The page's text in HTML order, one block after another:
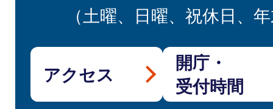
（土曜、日曜、祝休日、
アクセス
開庁・
受付時間